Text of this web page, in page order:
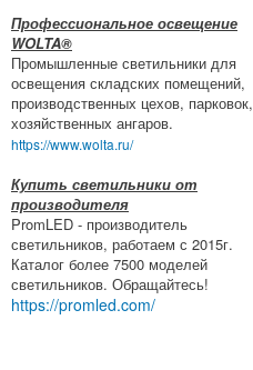
Профессиональное освещение
WOLTA®
Промышленные светильники для
освещения складских помещений,
производственных цехов, парковок,
хозяйственных ангаров.
https://www.wolta.ru/
Купить светильники от
производителя
PromLED - производитель
светильников, работаем с 2015г.
Каталог более 7500 моделей
светильников. Обращайтесь!
https://promled.com/